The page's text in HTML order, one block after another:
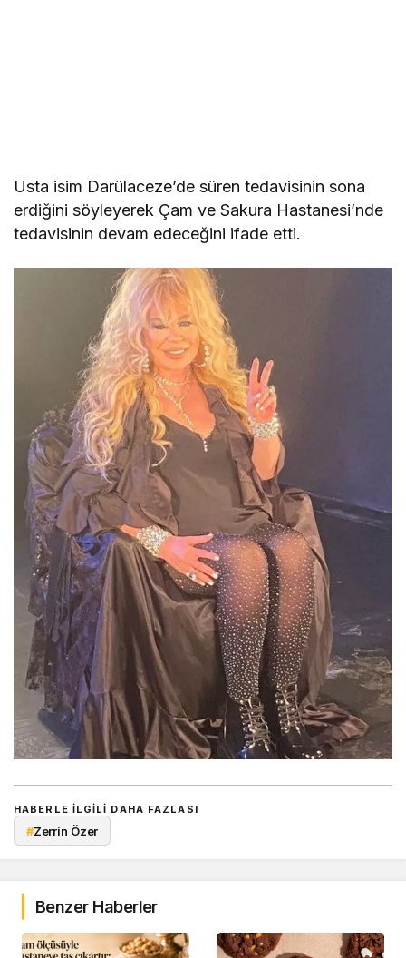
Usta isim Darülaceze’de süren tedavisinin sona
erdiğini söyleyerek Çam ve Sakura Hastanesi’nde
tedavisinin devam edeceğini ifade etti.
HABERLE ILGILI DAHA FAZLASI
#Zerrin Özer
Benzer Haberler